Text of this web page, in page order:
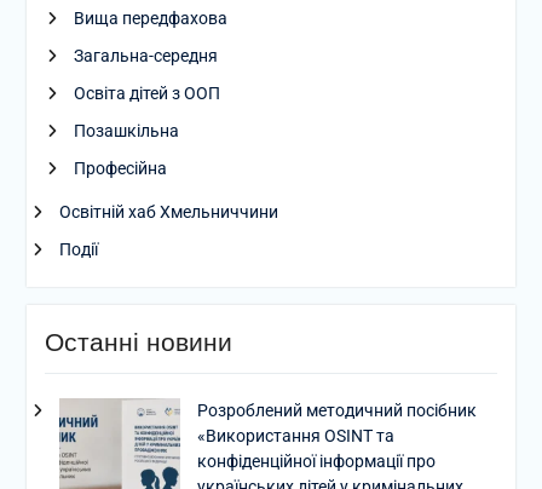
Вища передфахова
Загальна-середня
Освіта дітей з ООП
Позашкільна
Професійна
Освітній хаб Хмельниччини
Події
Останні новини
Розроблений методичний посібник
«Використання OSINT та
конфіденційної інформації про